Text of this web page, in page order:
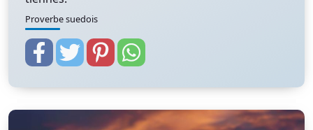
Proverbe suedois